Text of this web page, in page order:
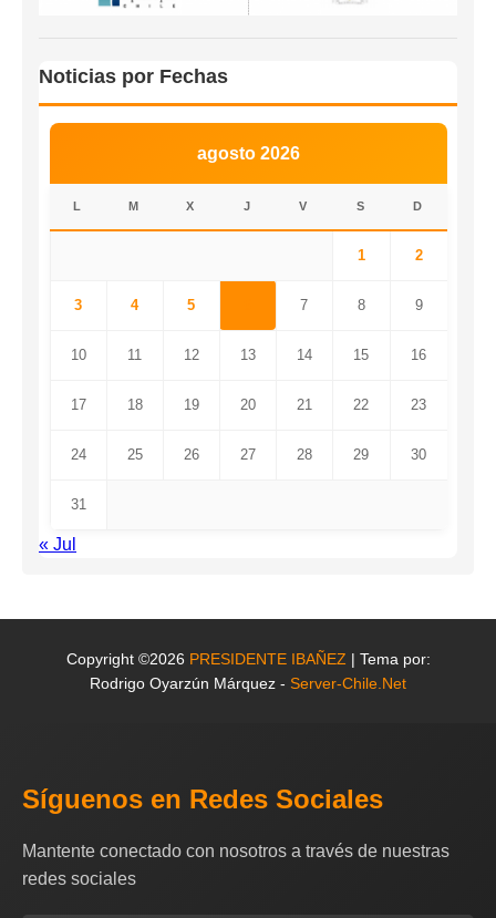
Noticias por Fechas
agosto 2026
L M X J V S D
1 2
3 4 5 7 8 9
10 11 12 13 14 15 16
17 18 19 20 21 22 23
24 25 26 27 28 29 30
31
« Jul
Copyright ©2026 PRESIDENTE IBAÑEZ | Tema por:
Rodrigo Oyarzún Márquez - Server-Chile.Net
Síguenos en Redes Sociales
Mantente conectado con nosotros a través de nuestras
redes sociales